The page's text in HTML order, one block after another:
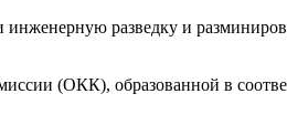
разведку и
(ОКК), образованной в